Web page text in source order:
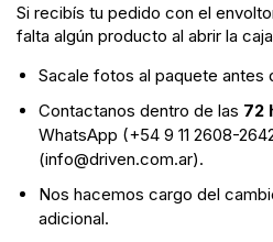
Si recibís tu pedido con el
falta algún producto al abrir la
Sacale fotos al paquete antes
Contactanos dentro de las 72
WhatsApp (+54 9 11 2608-
(info@driven.com.ar).
Nos hacemos cargo del
adicional.